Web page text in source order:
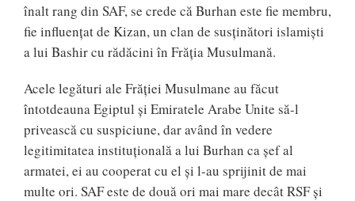
înalt rang din SAF, se crede că Burhan este fie membru,
fie influențat de Kizan, un clan de susținători islamiști
a lui Bashir cu rădăcini în Frăția Musulmană.
Acele legături ale Frăției Musulmane au făcut
întotdeauna Egiptul și Emiratele Arabe Unite să-l
privească cu suspiciune, dar având în vedere
legitimitatea instituțională a lui Burhan ca șef al
armatei, ei au cooperat cu el și l-au sprijinit de mai
multe ori. SAF este de două ori mai mare decât RSF și